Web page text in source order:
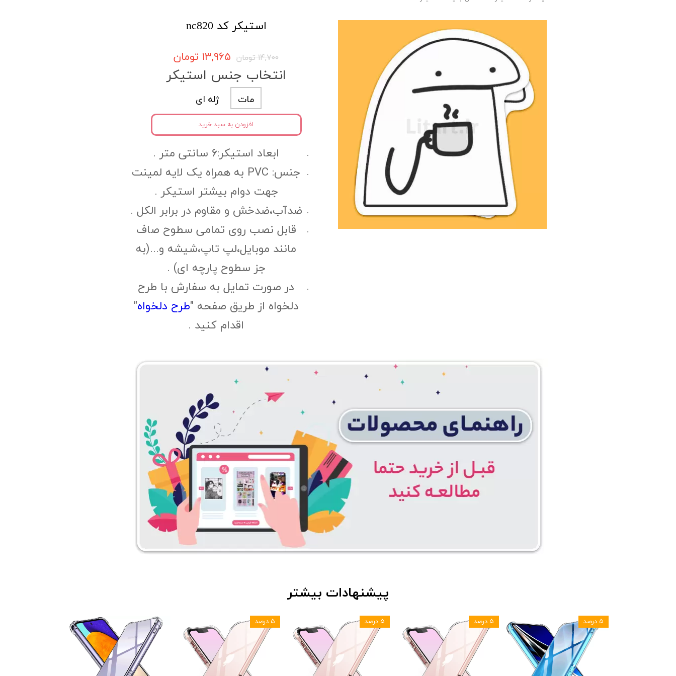
استیکر کد nc820
۱۴,۷۰۰ تومان ۱۳,۹۶۵ تومان
ابعاد استیکر:6 سانتی متر .
جنس: PVC به همراه یک لایه لمینت
جهت دوام بیشتر استیکر .
ضدآب،ضدخش و مقاوم در برابر الکل .
قابل نصب روی تمامی سطوح صاف
مانند موبایل،لپ تاپ،شیشه و...(به
جز سطوح پارچه ای) .
در صورت تمایل به سفارش با طرح
دلخواه از طریق صفحه "طرح دلخواه"
اقدام کنید .
انتخاب جنس استیکر
مات ژله ای
افزودن به سبد خرید
۵ درصد ۵ درصد ۵ درصد ۵ درصد
پیشنهادات بیشتر